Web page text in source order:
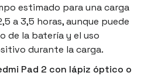
estimado para una carga
a 3,5 horas, aunque puede
de la batería y el uso
durante la carga.
Pad 2 con lápiz óptico o